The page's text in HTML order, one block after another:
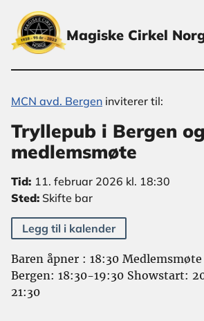
Magiske Cirkel
MCN avd. Bergen inviterer til:
Tryllepub i Bergen og
medlemsmøte
Tid: 11. februar 2026 kl. 18:30
Sted: Skifte bar
Legg til i kalender
Baren åpner : 18:30
Bergen: 18:30-19:30 Showstart:
21:30